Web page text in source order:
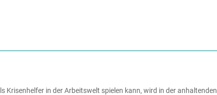
Krisenhelfer in der Arbeitswelt spielen kann, wird in der anhaltenden